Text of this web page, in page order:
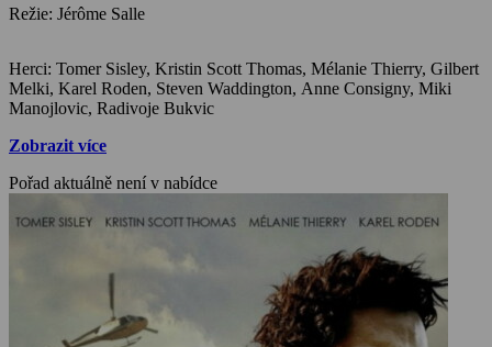
obviněn z pašování drog, ačkoliv tvrdí, že je nevinný. Nerio je
souvisí? Může to být spiknutí za účelem převzetí kontroly nad jejich
impériem?
Režie: Jérôme Salle
Herci: Tomer Sisley, Kristin Scott Thomas, Mélanie Thierry, Gilbert
Melki, Karel Roden, Steven Waddington, Anne Consigny, Miki
Manojlovic, Radivoje Bukvic
Zobrazit více
Pořad aktuálně není v nabídce